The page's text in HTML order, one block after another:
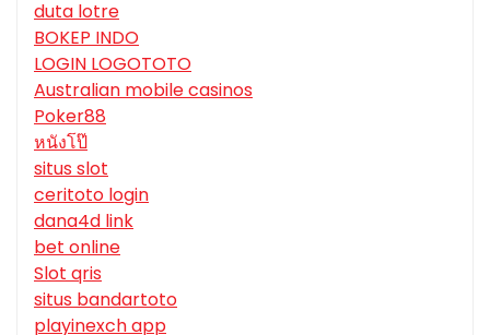
duta lotre
BOKEP INDO
LOGIN LOGOTOTO
Australian mobile casinos
Poker88
หนังโป๊
situs slot
ceritoto login
dana4d link
bet online
Slot qris
situs bandartoto
playinexch app